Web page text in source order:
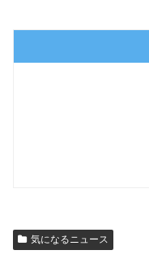
気になるニュース